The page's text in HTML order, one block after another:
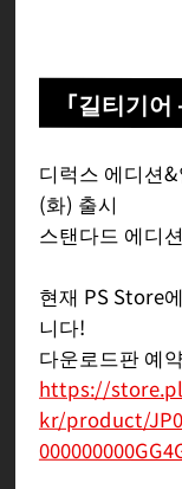
「길티기
디럭스 에디션
(화) 출시
스탠다드 에디
현재 PS Store
니다!
다운로드판 예
https://
kr/product/